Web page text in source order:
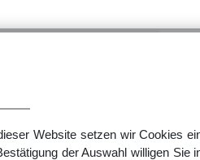
Website setzen wir Cookies
der Auswahl willigen Sie
Reisen & Urlaub Eine harte